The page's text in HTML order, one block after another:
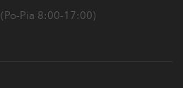
(Po-Pia 8:00-17:00)